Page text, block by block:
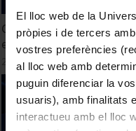
El lloc web de la
pròpies i de tercers
vostres preferències
al lloc web amb
puguin diferenciar la
usuaris), amb finalitats
interactueu amb el lloc
Classificació de
elaborats derivats
25 Septiembre, 2014